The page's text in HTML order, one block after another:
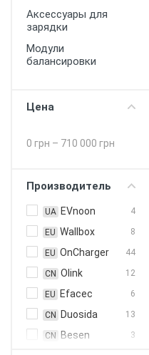
Аксессуары для
зарядки
Модули
балансировки
Цена
0 грн – 710 000 грн
Производитель
UA EVnoon 4
EU Wallbox 8
EU OnCharger 44
CN Olink 12
EU Efacec 6
CN Duosida 13
CN Besen 3